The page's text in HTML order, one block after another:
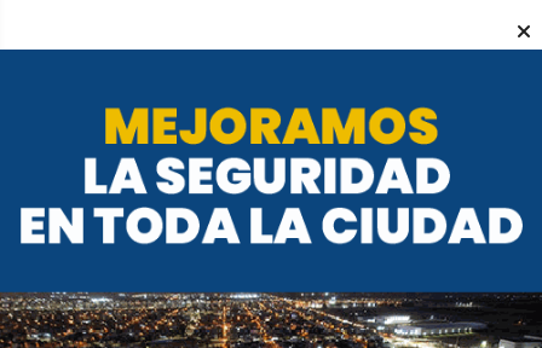
Río Cuarto relanza programa
para impulsar franquicias y
atraer inversiones
La Municipalidad de Río Cuarto, a través
de la Secretaría de Desarrollo Económico,